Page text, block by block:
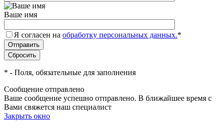
Ваше имя
Я согласен на обработку персональных данных.*
* - Поля, обязательные для заполнения
Сообщение отправлено
Ваше сообщение успешно отправлено. В ближайшее время с
Вами свяжется наш специалист
Закрыть окно